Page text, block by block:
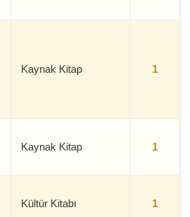
Kaynak Kitap 1
Kaynak Kitap 1
Kültür Kitabı 1